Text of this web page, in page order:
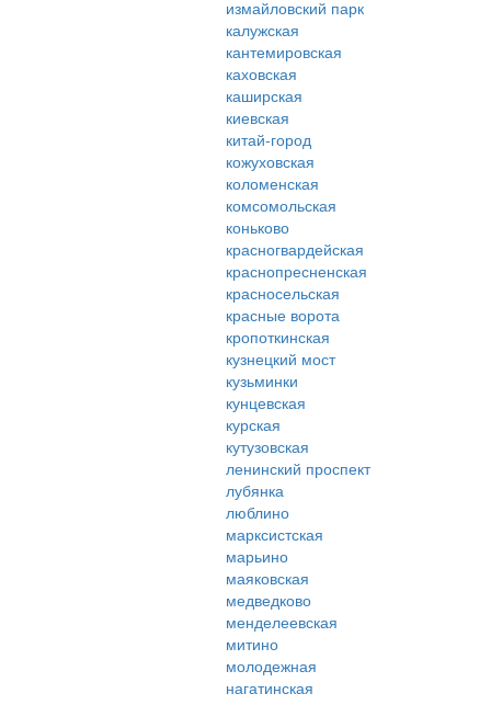
измайловский парк
калужская
кантемировская
каховская
каширская
киевская
китай-город
кожуховская
коломенская
комсомольская
коньково
красногвардейская
краснопресненская
красносельская
красные ворота
кропоткинская
кузнецкий мост
кузьминки
кунцевская
курская
кутузовская
ленинский проспект
лубянка
люблино
марксистская
марьино
маяковская
медведково
менделеевская
митино
молодежная
нагатинская